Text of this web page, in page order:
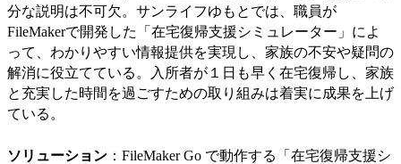
分な説明は不可欠。サンライフゆもとでは、職員が
FileMakerで開発した「在宅復帰支援シミュレーター」によ
って、わかりやすい情報提供を実現し、家族の不安や疑問の
解消に役立てている。入所者が１日も早く在宅復帰し、家族
と充実した時間を過ごすための取り組みは着実に成果を上げ
ている。
ソリューション ：FileMaker Go で動作する「在宅復帰支援シ